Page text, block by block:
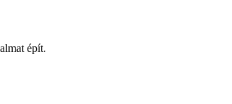
épít.